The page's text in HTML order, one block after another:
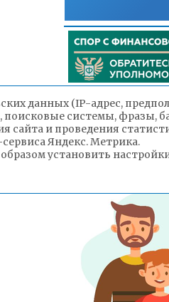
данных (IP-адрес,
поисковые системы, фразы,
сайта и проведения
Яндекс. Метрика.
установить